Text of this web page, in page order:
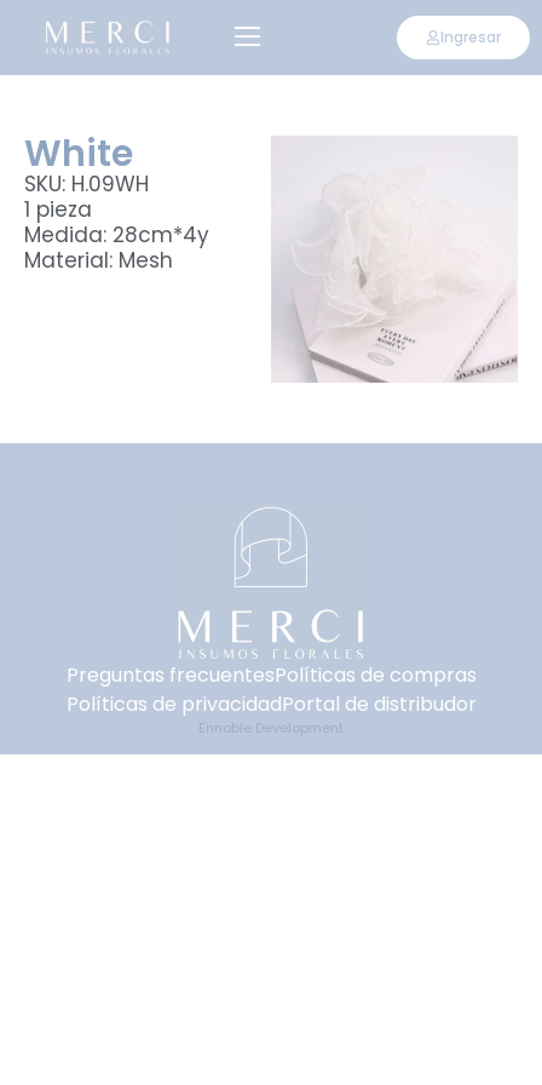
Ingresar
White
SKU: H.09WH
1 pieza
Medida: 28cm*4y
Material: Mesh
Preguntas frecuentesPolíticas de compras
Políticas de privacidadPortal de distribudor
Ennoble Development